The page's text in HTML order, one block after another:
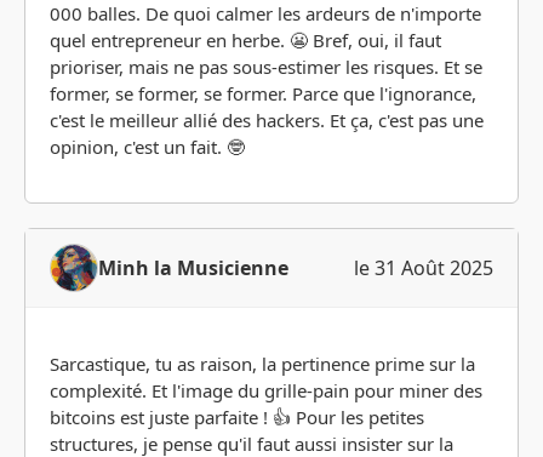
000 balles. De quoi calmer les ardeurs de n'importe
quel entrepreneur en herbe. 😬 Bref, oui, il faut
prioriser, mais ne pas sous-estimer les risques. Et se
former, se former, se former. Parce que l'ignorance,
c'est le meilleur allié des hackers. Et ça, c'est pas une
opinion, c'est un fait. 🤓
Minh la Musicienne le 31 Août 2025
Sarcastique, tu as raison, la pertinence prime sur la
complexité. Et l'image du grille-pain pour miner des
bitcoins est juste parfaite ! 👍 Pour les petites
structures, je pense qu'il faut aussi insister sur la